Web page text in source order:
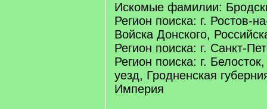
Искомые фамилии:
Регион поиска: г. Ростов-
Войска Донского,
Регион поиска: г. Санкт-
Регион поиска: г.
уезд, Гродненская
Империя